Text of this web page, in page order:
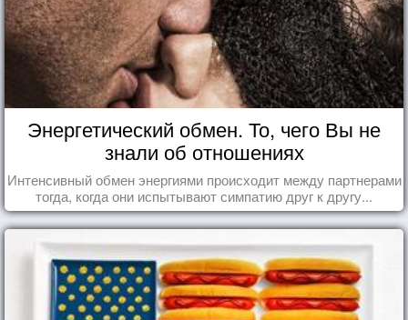
Энергетический обмен. То, чего Вы не
знали об отношениях
Интенсивный обмен энергиями происходит между партнерами
тогда, когда они испытывают симпатию друг к другу...